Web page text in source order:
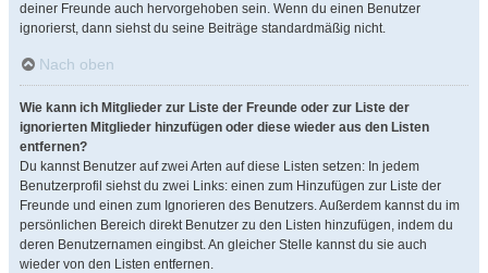
deiner Freunde auch hervorgehoben sein. Wenn du einen Benutzer
ignorierst, dann siehst du seine Beiträge standardmäßig nicht.
Nach oben
Wie kann ich Mitglieder zur Liste der Freunde oder zur Liste der
ignorierten Mitglieder hinzufügen oder diese wieder aus den Listen
entfernen?
Du kannst Benutzer auf zwei Arten auf diese Listen setzen: In jedem
Benutzerprofil siehst du zwei Links: einen zum Hinzufügen zur Liste der
Freunde und einen zum Ignorieren des Benutzers. Außerdem kannst du im
persönlichen Bereich direkt Benutzer zu den Listen hinzufügen, indem du
deren Benutzernamen eingibst. An gleicher Stelle kannst du sie auch
wieder von den Listen entfernen.